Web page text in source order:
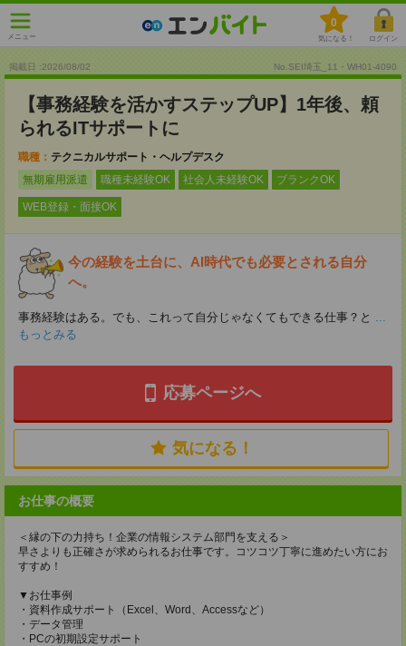
メニュー
0
気になる！ ログイン
掲載日 :2026/08/02 No.SEI埼玉_11・WH01-4090
【事務経験を活かすステップUP】1年後、頼
られるITサポートに
職種： テクニカルサポート・ヘルプデスク
無期雇用派遣
職種未経験OK 社会人未経験OK ブランクOK
WEB登録・面接OK
今の経験を土台に、AI時代でも必要とされる自分
へ。
事務経験はある。でも、これって自分じゃなくてもできる仕事？と ...
もっとみる
応募ページへ
気になる！
お仕事の概要
＜縁の下の力持ち！企業の情報システム部門を支える＞
早さよりも正確さが求められるお仕事です。コツコツ丁寧に進めたい方にお
すすめ！
▼お仕事例
・資料作成サポート（Excel、Word、Accessなど）
・データ管理
・PCの初期設定サポート